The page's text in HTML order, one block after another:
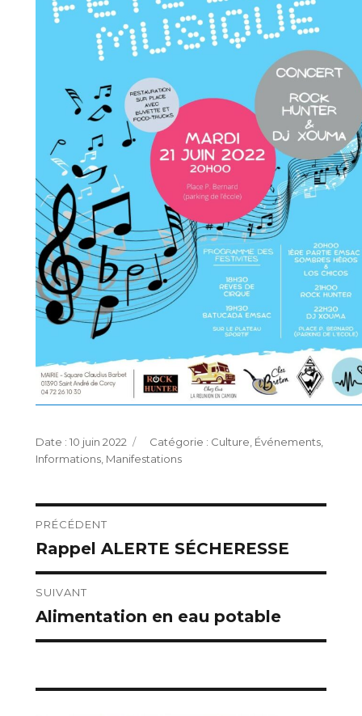
Publié
le
10 juin 2022 Catégories
Culture Événements,
Informations, Manifestations
Navigation
de
l’article
PRÉCÉDENT
Publication
précédente :
Rappel ALERTE SÉCHERESSE
SUIVANT
Publication
suivante :
Alimentation en eau potable